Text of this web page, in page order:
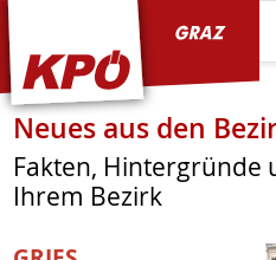
Neues aus den
Fakten, Hintergründe
Ihrem Bezirk